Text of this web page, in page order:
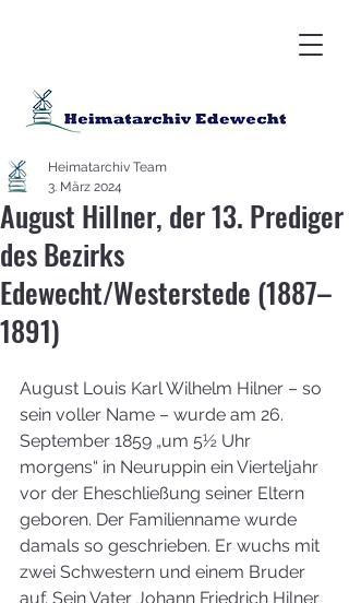
August Hillner, der 13. Prediger
des Bezirks
Edewecht/Westerstede (1887–
1891)
Heimatarchiv Team
3. März 2024
August Louis Karl Wilhelm Hilner – so
sein voller Name – wurde am 26.
September 1859 „um 5½ Uhr
morgens“ in Neuruppin ein Vierteljahr
vor der Eheschließung seiner Eltern
geboren. Der Familienname wurde
damals so geschrieben. Er wuchs mit
zwei Schwestern und einem Bruder
auf. Sein Vater Johann Friedrich Hilner